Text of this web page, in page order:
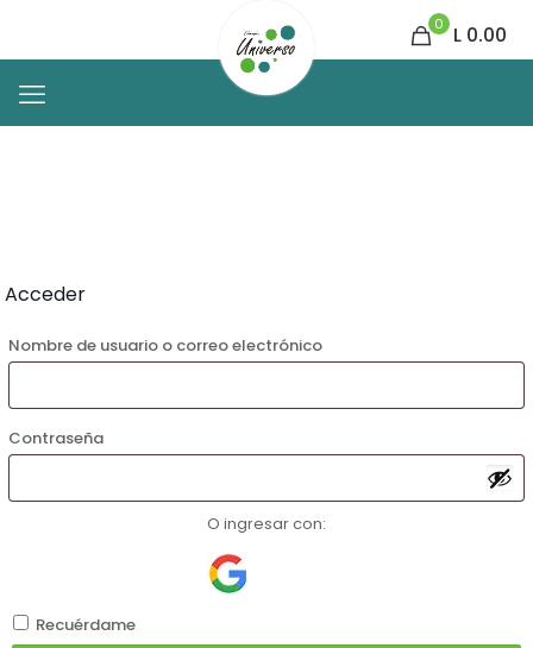
0 L 0.00
Acceder
Nombre de usuario o correo electrónico
Contraseña
O ingresar con:
Recuérdame